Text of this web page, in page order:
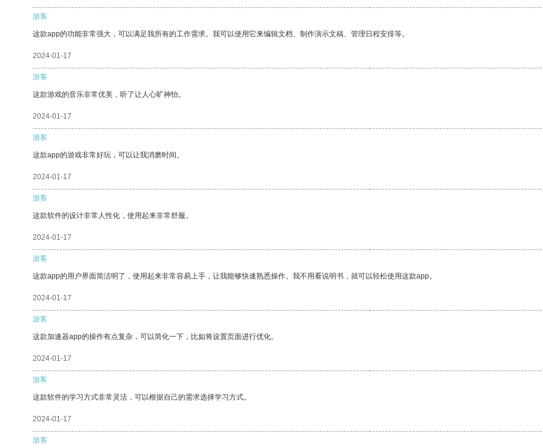
游客
这款app的功能非常强大，可以满足我所有的工作需求。我可以使用它来编辑文档、制作演示文稿、管理日程安排等。
2024-01-17
游客
这款游戏的音乐非常优美，听了让人心旷神怡。
2024-01-17
游客
这款app的游戏非常好玩，可以让我消磨时间。
2024-01-17
游客
这款软件的设计非常人性化，使用起来非常舒服。
2024-01-17
游客
这款app的用户界面简洁明了，使用起来非常容易上手，让我能够快速熟悉操作。我不用看说明书，就可以轻松使用这款app。
2024-01-17
游客
这款加速器app的操作有点复杂，可以简化一下，比如将设置页面进行优化。
2024-01-17
游客
这款软件的学习方式非常灵活，可以根据自己的需求选择学习方式。
2024-01-17
游客